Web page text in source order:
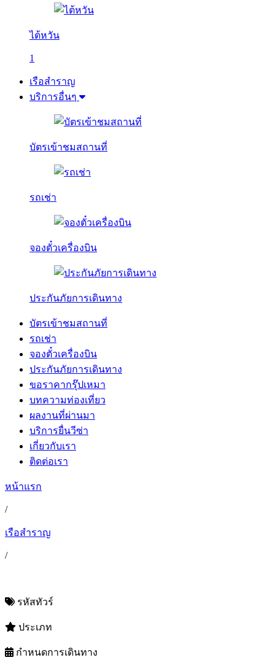
ไต้หวัน
1
เรือสำราญ
บริการอื่นๆ
บัตรเข้าชมสถานที่
รถเช่า
จองตั๋วเครื่องบิน
ประกันภัยการเดินทาง
บัตรเข้าชมสถานที่
รถเช่า
จองตั๋วเครื่องบิน
ประกันภัยการเดินทาง
ขอราคากรุ๊ปเหมา
บทความท่องเที่ยว
ผลงานที่ผ่านมา
บริการยื่นวีซ่า
เกี่ยวกับเรา
ติดต่อเรา
หน้าแรก
/
เรือสำราญ
/
รหัสทัวร์
ประเภท
กำหนดการเดินทาง